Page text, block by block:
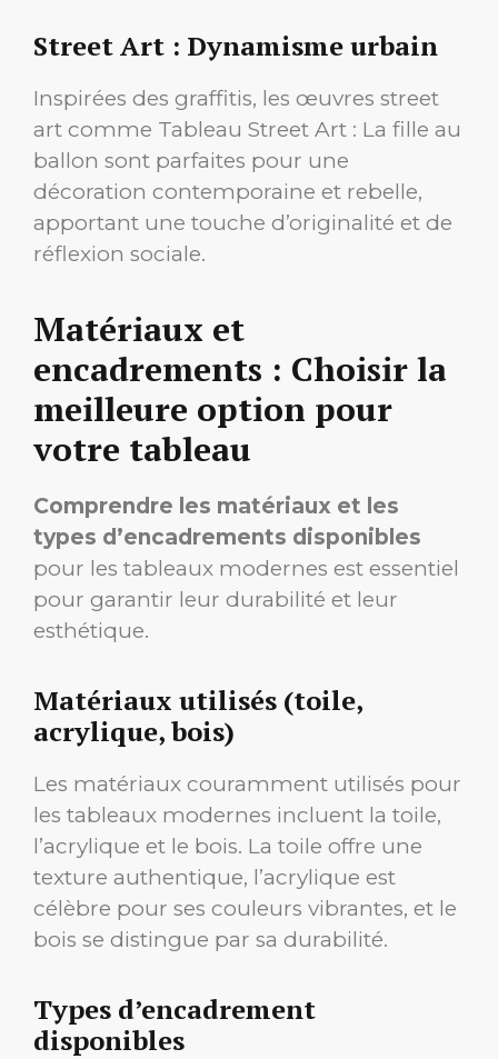
Street Art : Dynamisme urbain
Inspirées des graffitis, les œuvres street
art comme Tableau Street Art : La fille au
ballon sont parfaites pour une
décoration contemporaine et rebelle,
apportant une touche d’originalité et de
réflexion sociale.
Matériaux et
encadrements : Choisir la
meilleure option pour
votre tableau
Comprendre les matériaux et les
types d’encadrements disponibles
pour les tableaux modernes est essentiel
pour garantir leur durabilité et leur
esthétique.
Matériaux utilisés (toile,
acrylique, bois)
Les matériaux couramment utilisés pour
les tableaux modernes incluent la toile,
l’acrylique et le bois. La toile offre une
texture authentique, l’acrylique est
célèbre pour ses couleurs vibrantes, et le
bois se distingue par sa durabilité.
Types d’encadrement
disponibles